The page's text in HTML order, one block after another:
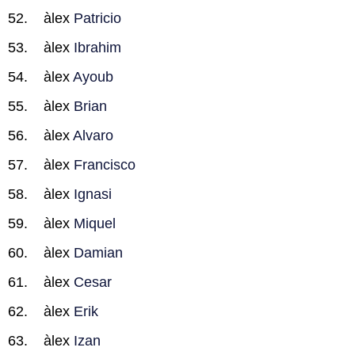
àlex Patricio
àlex Ibrahim
àlex Ayoub
àlex Brian
àlex Alvaro
àlex Francisco
àlex Ignasi
àlex Miquel
àlex Damian
àlex Cesar
àlex Erik
àlex Izan